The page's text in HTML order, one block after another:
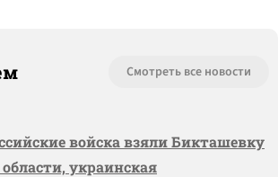
Смотреть все новости
войска взяли Бикташевку
украинская